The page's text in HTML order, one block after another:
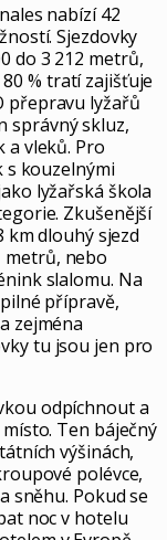
nabízí 42
Sjezdovky
do 3 212 metrů,
% tratí zajišťuje
přepravu lyžařů
správný skluz,
a vleků. Pro
s kouzelnými
lyžařská škola
Zkušenější
dlouhý sjezd
metrů, nebo
slalomu. ​Na
přípravě,
zejména
tu jsou jen pro
odpíchnout a
Ten báječný
výšinách,
polévce,
sněhu. Pokud se
noc v hotelu